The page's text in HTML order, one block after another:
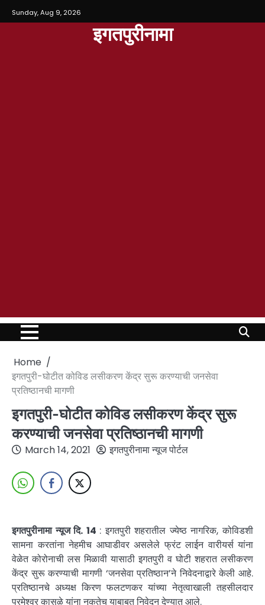
Sunday, Aug 9, 2026
इगतपुरीनामा
Home
इगतपुरी-घोटीत कोविड लसीकरण केंद्र सुरू करण्याची जनसेवा
प्रतिष्ठानची मागणी
इगतपुरी-घोटीत कोविड लसीकरण केंद्र सुरू
करण्याची जनसेवा प्रतिष्ठानची मागणी
March 14, 2021 इगतपुरीनामा न्यूज पोर्टल
इगतपुरीनामा न्यूज दि. 14 : इगतपुरी शहरातील ज्येष्ठ नागरिक, कोविडशी
सामना करतांना नेहमीच आघाडीवर असलेले फ्रंट लाईन वारीयर्स यांना
वेळेत कोरोनाची लस मिळावी यासाठी इगतपुरी व घोटी शहरात लसीकरण
केंद्र सुरू करण्याची मागणी ‘जनसेवा प्रतिष्ठान’ने निवेदनाद्वारे केली आहे.
प्रतिष्ठानचे अध्यक्ष किरण फलटणकर यांच्या नेतृत्वाखाली तहसीलदार
परमेश्वर कासुळे यांना नुकतेच याबाबत निवेदन देण्यात आले.